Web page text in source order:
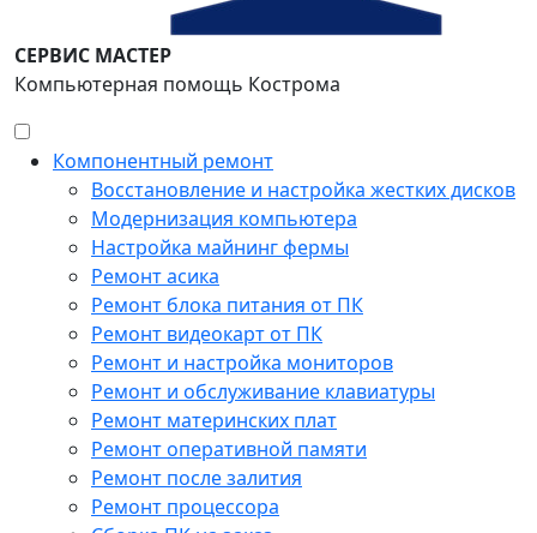
СЕРВИС МАСТЕР
Компьютерная помощь Кострома
Компонентный ремонт
Восстановление и настройка жестких дисков
Модернизация компьютера
Настройка майнинг фермы
Ремонт асика
Ремонт блока питания от ПК
Ремонт видеокарт от ПК
Ремонт и настройка мониторов
Ремонт и обслуживание клавиатуры
Ремонт материнских плат
Ремонт оперативной памяти
Ремонт после залития
Ремонт процессора